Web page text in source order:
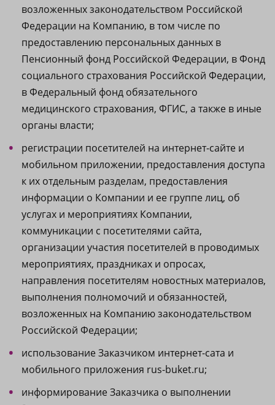
возложенных законодательством Российской
Федерации на Компанию, в том числе по
предоставлению персональных данных в
Пенсионный фонд Российской Федерации, в Фонд
социального страхования Российской Федерации,
в Федеральный фонд обязательного
медицинского страхования, ФГИС, а также в иные
органы власти;
регистрации посетителей на интернет-сайте и
мобильном приложении, предоставления доступа
к их отдельным разделам, предоставления
информации о Компании и ее группе лиц, об
услугах и мероприятиях Компании,
коммуникации с посетителями сайта,
организации участия посетителей в проводимых
мероприятиях, праздниках и опросах,
направления посетителям новостных материалов,
выполнения полномочий и обязанностей,
возложенных на Компанию законодательством
Российской Федерации;
использование Заказчиком интернет-сата и
мобильного приложения rus-buket.ru;
информирование Заказчика о выполнении